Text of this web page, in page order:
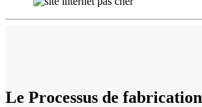
Le Processus de fabrication